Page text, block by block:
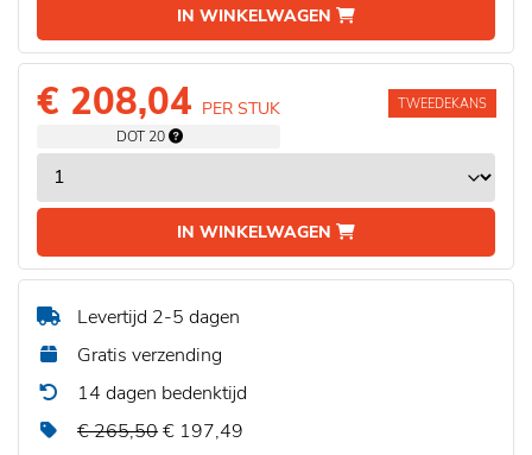
IN WINKELWAGEN
€ 208,04 PER STUK
DOT 20
IN WINKELWAGEN
TWEEDEKANS
Levertijd 2-5 dagen
Gratis verzending
14 dagen bedenktijd
€ 265,50€ 197,49